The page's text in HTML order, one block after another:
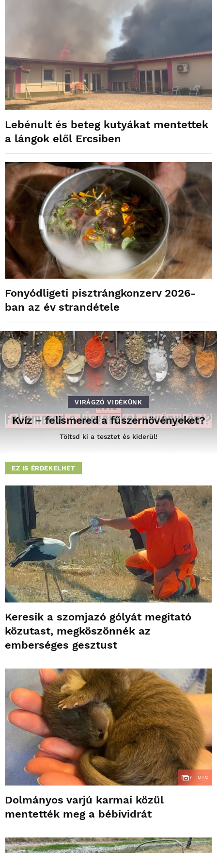
Lebénult és beteg kutyákat mentettek
a lángok elől Ercsiben
Fonyódligeti pisztrángkonzerv 2026-
ban az év strandétele
VIRÁGZÓ VIDÉKÜNK
Kvíz – felismered a fűszernövényeket?
Töltsd ki a tesztet és kiderül!
EZ IS ÉRDEKELHET
Keresik a szomjazó gólyát megitató
közutast, megköszönnék az
emberséges gesztust
7 FOTÓ
Dolmányos varjú karmai közül
mentették meg a bébividrát